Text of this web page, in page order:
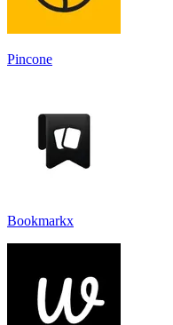
Pincone
Bookmarkx